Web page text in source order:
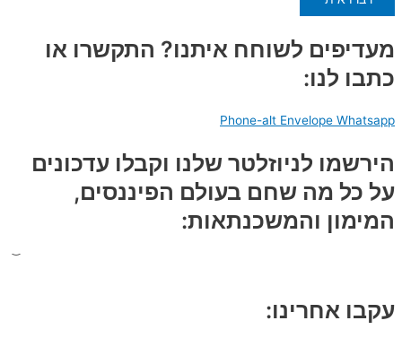
מעדיפים לשוחח איתנו? התקשרו או
כתבו לנו:
Phone-alt Envelope Whatsapp
הירשמו לניוזלטר שלנו וקבלו עדכונים
על כל מה שחם בעולם הפיננסים,
המימון והמשכנתאות:
עקבו אחרינו: